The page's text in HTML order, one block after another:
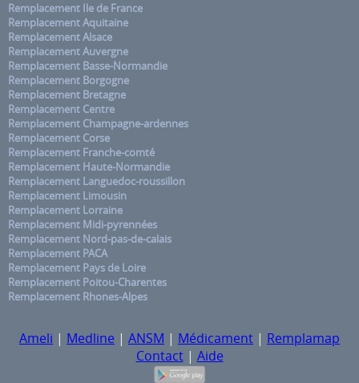
Remplacement Ile de France
Remplacement Aquitaine
Remplacement Alsace
Remplacement Auvergne
Remplacement Basse-Normandie
Remplacement Borgogne
Remplacement Bretagne
Remplacement Centre
Remplacement Champagne-ardennes
Remplacement Corse
Remplacement Franche-comté
Remplacement Haute-Normandie
Remplacement Languedoc-roussillon
Remplacement Limousin
Remplacement Lorraine
Remplacement Midi-pyrennées
Remplacement Nord-pas-de-calais
Remplacement PACA
Remplacement Pays de Loire
Remplacement Poitou-Charentes
Remplacement Rhones-Alpes
Ameli | Medline | ANSM | Médicament | Remplamap
Contact| Aide